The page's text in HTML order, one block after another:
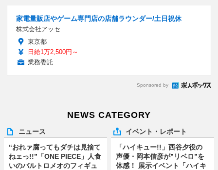
家電量販店やゲーム専門店の店舗ラウンダー/土日祝休
株式会社アッセ
東京都
日給1万2,500円～
業務委託
Sponsored by
NEWS CATEGORY
ニュース
“おれァ腐ってもダチは見捨て
ねェっ!!”「ONE PIECE」人食
いのバルトロメオのフィギュ
イベント・レポート
「ハイキュー!!」西谷夕役の
声優・岡本信彦が”リベロ”を
体感！ 展示イベント「ハイキ